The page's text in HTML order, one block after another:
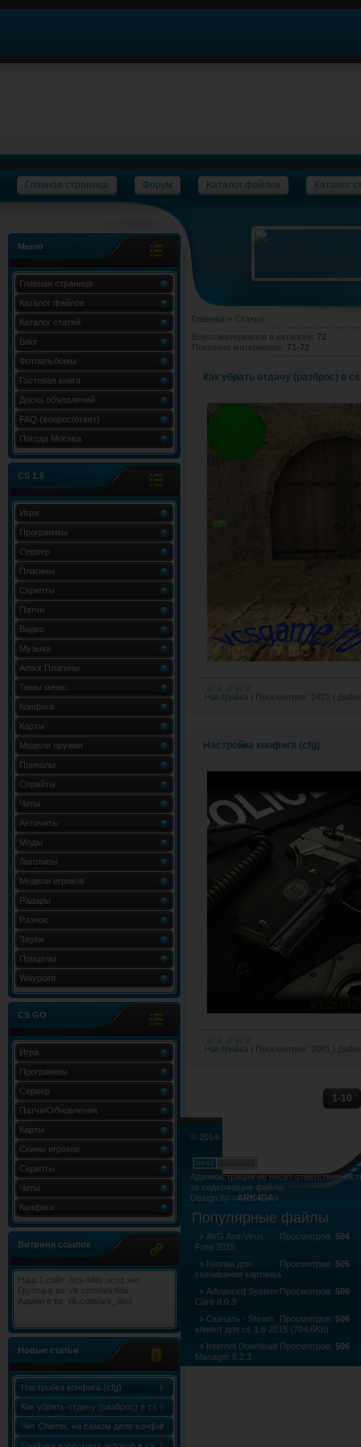
Главная страница Форум Каталог файлов Каталог
Меню
Главная страница
Каталог файлов
Каталог статей
Блог
Фотоальбомы
Гостевая книга
Доска объявлений
FAQ (вопрос/ответ)
Погода Москва
CS 1.6
Игра
Программы
Сервер
Плагины
Скрипты
Патчи
Видео
Музыка
Amxx Плагины
Темы меню
Конфиги
Карты
Модели оружия
Приколы
Спрайты
Читы
Античиты
Моды
Логотипы
Модели игроков
Радары
Разное
Звуки
Прицелы
Waypoint
CS GO
Игра
Программы
Сервер
Патчи/Обновления
Карты
Скины игроков
Скрипты
Читы
Конфиги
Витрина ссылок
Наш 1 сайт: //cs-hlds.ucoz.net
Группа в вк: vk.com/ark4da
Админ в вк: vk.com/ark_alex
Новые статьи
Настройка конфига (cfg)
Как убрать отдачу (разброс) в cs
1.6
Чит Chlenix, на самом деле конфиг
Chlenix.cfg, для knife!
Главная » Статьи
Всего материалов в каталоге : 72
Показано материалов: 71-72
Как убрать отдачу (разброс) в
Настройка Просмотров: 2422
Настройка конфига (cfg)
Настройка Просмотров:
1-10
© 2014-2015. Все права не нарушены.
Администрация не несёт
за содержащие файлы.
Design by «ARK4DA»
Популярные файлы
Просмотров: 504
AVG Anti-Virus
Free 2015
Просмотров: 505
Кнопка для
скачивания картинка
Просмотров: 506
Advanced System
Care 8.0.3
Просмотров: 506
Скачать - Steam
клиент для cs 1.6 2015 (704.6Kb)
Просмотров: 506
Internet Download
Manager 6.2.3